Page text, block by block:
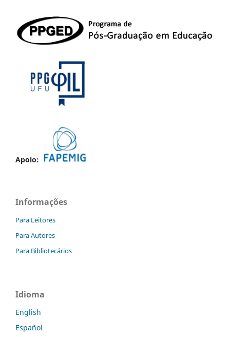
Apoio:
Informações
Para Leitores
Para Autores
Para Bibliotecários
Idioma
English
Español